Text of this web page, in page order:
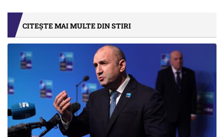
CITEȘTE MAI MULTE DIN STIRI